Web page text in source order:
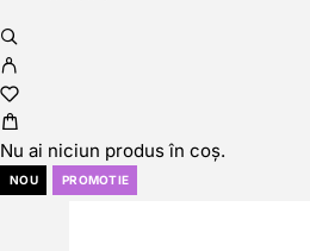
Nu ai niciun produs în coș.
NOU PROMOTIE